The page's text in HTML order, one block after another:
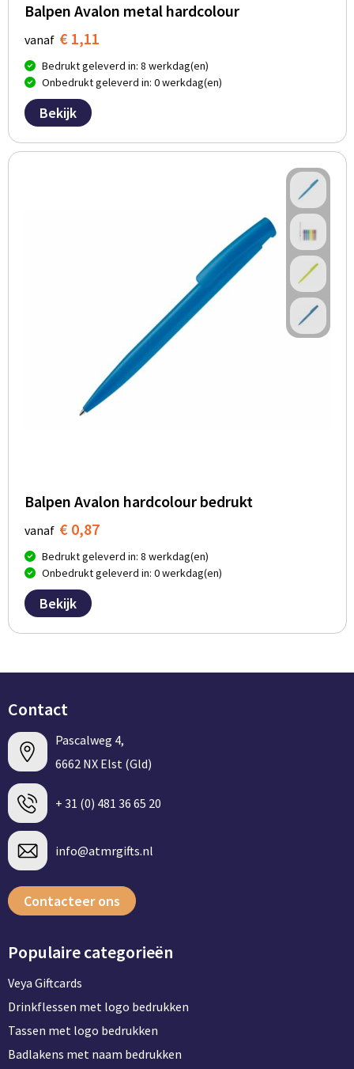
Balpen Avalon metal hardcolour
vanaf € 1,11
Bedrukt geleverd in: 8 werkdag(en)
Onbedrukt geleverd in: 0 werkdag(en)
Bekijk
Balpen Avalon hardcolour bedrukt
vanaf € 0,87
Bedrukt geleverd in: 8 werkdag(en)
Onbedrukt geleverd in: 0 werkdag(en)
Bekijk
Contact
Pascalweg 4,
6662 NX Elst (Gld)
+ 31 (0) 481 36 65 20
info@atmrgifts.nl
Contacteer ons
Populaire categorieën
Veya Giftcards
Drinkflessen met logo bedrukken
Tassen met logo bedrukken
Badlakens met naam bedrukken